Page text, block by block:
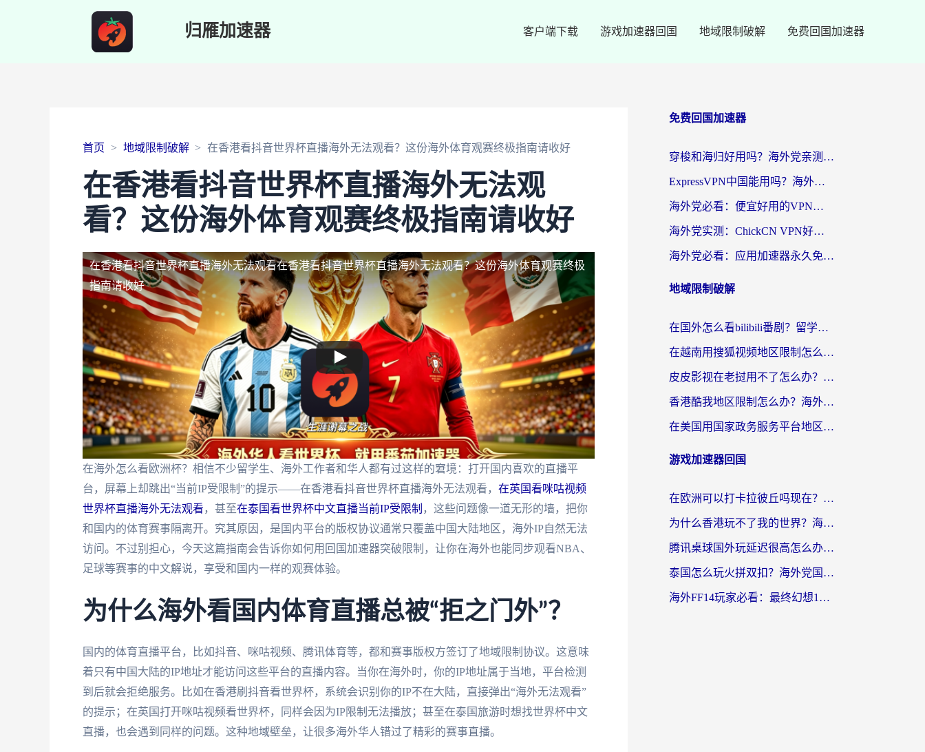
归雁加速器 客户端下载 游戏加速器回国 地域限制破解 免费回国加速器
首页 地域限制破解 在香港看抖音世界杯直播海外无法观看？这份海外体育观赛终极指南请收好
在香港看抖音世界杯直播海外无法观
看？这份海外体育观赛终极指南请收好
在香港看抖音世界杯直播海外无法观看在香港看抖音世界杯直播海外无法观看？这份海外体育观赛终极
指南请收好
在海外怎么看欧洲杯？相信不少留学生、海外工作者和华人都有过这样的窘境：打开国内喜欢的直播平
台，屏幕上却跳出“当前IP受限制”的提示——在香港看抖音世界杯直播海外无法观看， 在英国看咪咕视频
世界杯直播海外无法观看 ，甚至在泰国看世界杯中文直播当前IP受限制 ，这些问题像一道无形的墙，把你
和国内的体育赛事隔离开。究其原因，是国内平台的版权协议通常只覆盖中国大陆地区，海外IP自然无法
访问。不过别担心，今天这篇指南会告诉你如何用回国加速器突破限制，让你在海外也能同步观看NBA、
足球等赛事的中文解说，享受和国内一样的观赛体验。
为什么海外看国内体育直播总被“拒之门外”？
国内的体育直播平台，比如抖音、咪咕视频、腾讯体育等，都和赛事版权方签订了地域限制协议。这意味
着只有中国大陆的IP地址才能访问这些平台的直播内容。当你在海外时，你的IP地址属于当地，平台检测
到后就会拒绝服务。比如在香港刷抖音看世界杯，系统会识别你的IP不在大陆，直接弹出“海外无法观看”
的提示；在英国打开咪咕视频看世界杯，同样会因为IP限制无法播放；甚至在泰国旅游时想找世界杯中文
直播，也会遇到同样的问题。这种地域壁垒，让很多海外华人错过了精彩的赛事直播。
免费回国加速器
穿梭和海归好用吗？海外党亲测：3步选对回国加速器，无缝刷国内剧玩手游
ExpressVPN中国能用吗？海外党翻回国内的加速器选择指南（附番茄加速器实测）
海外党必看：便宜好用的VPN怎么选？3步解决回国访问难题+Steam改区技巧
海外党实测：ChickCN VPN好用吗？和OurPlay VPN对比哪个回国效果更好？附避坑指南
海外党必看：应用加速器永久免费版真的靠谱吗？教你选对回国加速器无缝刷国内资源
地域限制破解
在国外怎么看bilibili番剧？留学生亲测有效的地域限制突破指南（附酷我酷狗音乐解决方法）
在越南用搜狐视频地区限制怎么办？3招解决海外看国内剧难题（附西瓜视频CCTV观看技巧）
皮皮影视在老挝用不了怎么办？3步解决海外看国内影视&财经的痛点
香港酷我地区限制怎么办？海外党亲测有效的回国加速方案来了
在美国用国家政务服务平台地区限制怎么办？海外华人必备的突破攻略（附追剧看片技巧）
游戏加速器回国
在欧洲可以打卡拉彼丘吗现在？海外党国服游戏加速器终极避坑指南
为什么香港玩不了我的世界？海外党国服游戏加速终极解决方案
腾讯桌球国外玩延迟很高怎么办？海外党亲测有效的国服游戏加速指南
泰国怎么玩火拼双扣？海外党国服游戏加速终极指南（附暗区突围植物大战僵尸实测）
海外FF14玩家必看：最终幻想14国外加速器下载安装全攻略+卡顿解决秘籍